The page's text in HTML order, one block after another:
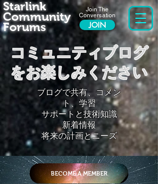
Join The
Conversation
JOIN
Starlink
Community
Forums
コミュニティブログ
をお楽しみください
ブログで共有、コメン
ト、学習
サポートと技術知識
新着情報
将来の計画とニーズ
BECOME A MEMBER